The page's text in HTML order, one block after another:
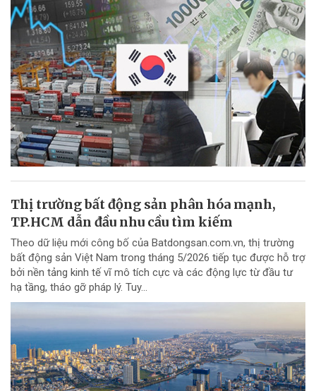
Thị trường bất động sản phân hóa mạnh,
TP.HCM dẫn đầu nhu cầu tìm kiếm
Theo dữ liệu mới công bố của Batdongsan.com.vn, thị trường
bất động sản Việt Nam trong tháng 5/2026 tiếp tục được hỗ trợ
bởi nền tảng kinh tế vĩ mô tích cực và các động lực từ đầu tư
hạ tầng, tháo gỡ pháp lý. Tuy...